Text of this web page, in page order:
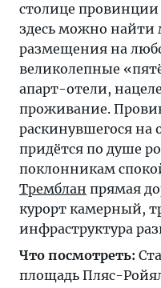
столице провинции
здесь можно найти
размещения на
великолепные
апарт-отели,
проживание.
раскинувшегося на
придётся по душе
поклонникам
Тремблан прямая
курорт камерный,
инфраструктура
Что посмотреть:
площадь Пляс-